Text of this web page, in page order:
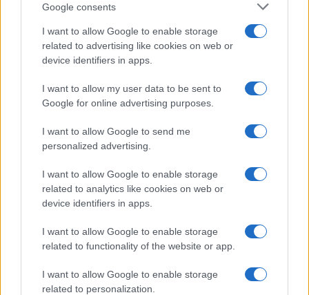
Google consents
I want to allow Google to enable storage
related to advertising like cookies on web or
device identifiers in apps.
I want to allow my user data to be sent to
Google for online advertising purposes.
I want to allow Google to send me
personalized advertising.
I want to allow Google to enable storage
related to analytics like cookies on web or
device identifiers in apps.
I want to allow Google to enable storage
related to functionality of the website or app.
I want to allow Google to enable storage
related to personalization.
La Maddalena, festa per i 30 anni del Diving
center di Tegge
conducente
Turiste si perdono a Tavolara: salvate dai vigili
del fuoco
Meteo Olbia 6 agosto, migliora il tempo in
Gallura
Incidente Olbia, poliziotto in vacanza salva 6
persone: due bimbi tra i feriti